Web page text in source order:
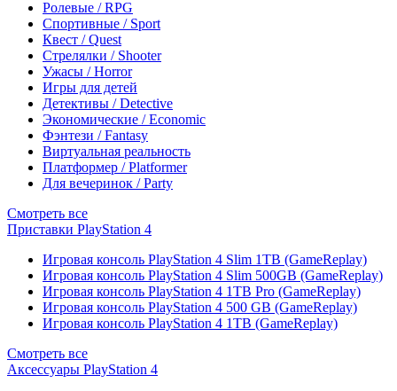
Ролевые / RPG
Спортивные / Sport
Квест / Quest
Стрелялки / Shooter
Ужасы / Horror
Игры для детей
Детективы / Detective
Экономические / Economic
Фэнтези / Fantasy
Виртуальная реальность
Платформер / Platformer
Для вечеринок / Party
Смотреть все
Приставки PlayStation 4
Игровая консоль PlayStation 4 Slim 1TB (GameReplay)
Игровая консоль PlayStation 4 Slim 500GB (GameReplay)
Игровая консоль PlayStation 4 1TB Pro (GameReplay)
Игровая консоль PlayStation 4 500 GB (GameReplay)
Игровая консоль PlayStation 4 1TB (GameReplay)
Смотреть все
Аксессуары PlayStation 4